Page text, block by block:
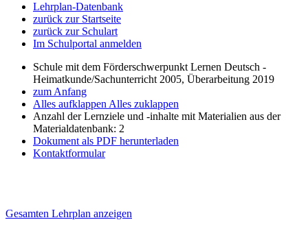
Lehrplan-Datenbank
zurück zur Startseite
zurück zur Schulart
Im Schulportal anmelden
Schule mit dem Förderschwerpunkt Lernen Deutsch -
Heimatkunde/Sachunterricht 2005, Überarbeitung 2019
zum Anfang
Alles aufklappen Alles zuklappen
Anzahl der Lernziele und -inhalte mit Materialien aus der
Materialdatenbank: 2
Dokument als PDF herunterladen
Kontaktformular
Gesamten Lehrplan anzeigen